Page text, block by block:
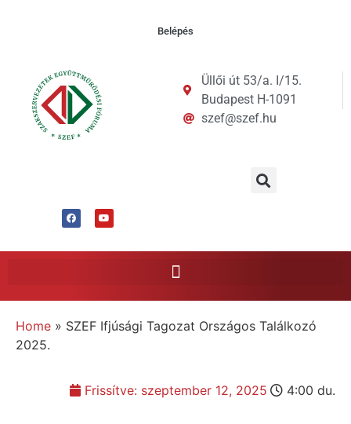
Belépés
Üllői út 53/a. I/15.
Budapest H-1091
szef@szef.hu
Home » SZEF Ifjúsági Tagozat Országos Találkozó
2025.
Frissítve: szeptember 12, 2025 4:00 du.